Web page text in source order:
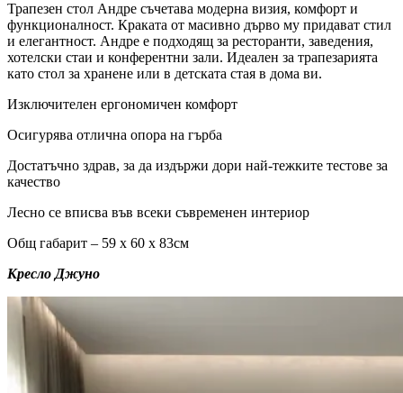
Трапезен стол Андре съчетава модерна визия, комфорт и
функционалност. Краката от масивно дърво му придават стил
и елегантност. Андре е подходящ за ресторанти, заведения,
хотелски стаи и конферентни зали. Идеален за трапезарията
като стол за хранене или в детската стая в дома ви.
Изключителен ергономичен комфорт
Осигурява отлична опора на гърба
Достатъчно здрав, за да издържи дори най-тежките тестове за
качество
Лесно се вписва във всеки съвременен интериор
Общ габарит – 59 х 60 х 83см
Кресло Джуно